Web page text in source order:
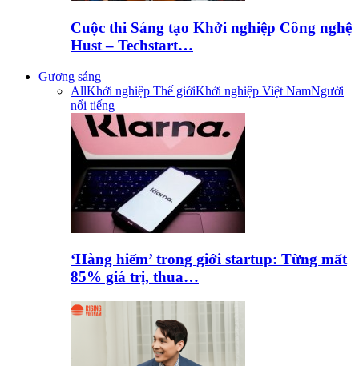
Cuộc thi Sáng tạo Khởi nghiệp Công nghệ
Hust – Techstart…
Gương sáng
AllKhởi nghiệp Thế giớiKhởi nghiệp Việt NamNgười
nổi tiếng
‘Hàng hiếm’ trong giới startup: Từng mất
85% giá trị, thua…